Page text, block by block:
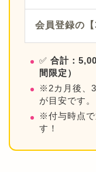
会員登録の【
✅ 合計：
間限定）
※2カ月後、3
が目安です。
※付与時点で
す！